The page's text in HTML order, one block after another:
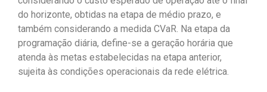
do horizonte, obtidas na etapa de médio prazo, e
também considerando a medida CVaR. Na etapa da
programação diária, define-se a geração horária que
atenda às metas estabelecidas na etapa anterior,
sujeita às condições operacionais da rede elétrica.